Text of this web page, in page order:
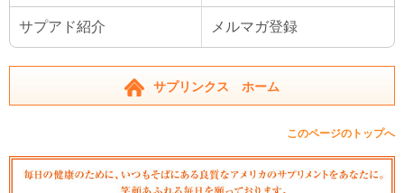
サプアド紹介 メルマガ登録
サプリンクス ホーム
このページのトップへ